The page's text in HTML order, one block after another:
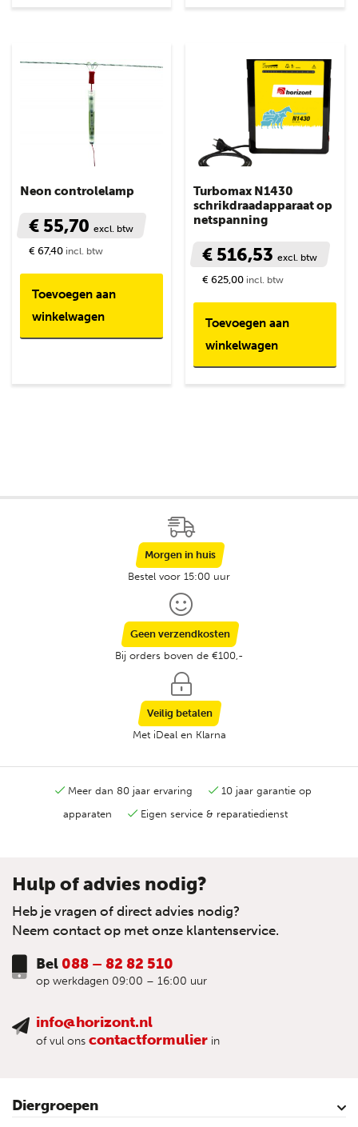
Neon controlelamp
€ 55,70 excl. btw
€ 67,40 incl. btw
Toevoegen aan
winkelwagen
Turbomax N1430
schrikdraadapparaat op
netspanning
€ 516,53excl. btw
€ 625,00 incl. btw
Toevoegen aan
winkelwagen
Morgen in huis
Bestel voor 15:00 uur
Geen verzendkosten
Bij orders boven de €100,-
Veilig betalen
Met iDeal en Klarna
Meer dan 80 jaar ervaring
10 jaar garantie op
apparaten
Eigen service & reparatiedienst
Hulp of advies nodig?
Heb je vragen of direct advies nodig?
Neem contact op met onze klantenservice.
Bel 088 – 82 82 510
op werkdagen 09:00 – 16:00 uur
info@horizont.nl
of vul ons contactformulier in
Diergroepen
Rund
Schaap
Paard
Geit
Pluimvee
Varken
Huisdieren
Reigers
Wolfafweer
Wild / Wildafweer